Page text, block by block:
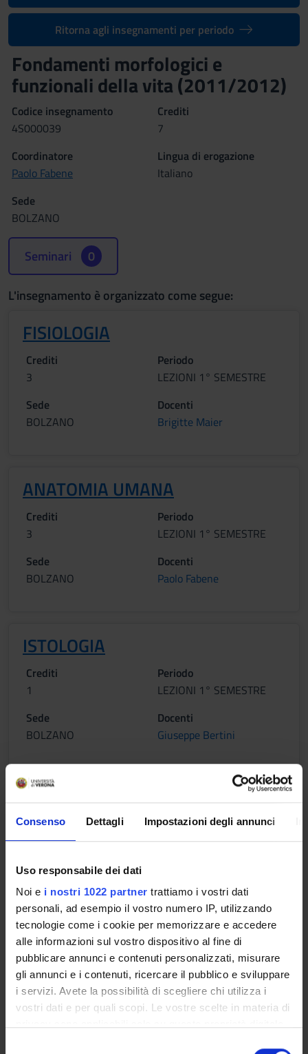
Consenso Dettagli Impostazioni degli annunci
Uso responsabile dei dati
Noi e i nostri 1022 partner trattiamo i vostri dati
personali, ad esempio il vostro numero IP, utilizzando
tecnologie come i cookie per memorizzare e accedere
alle informazioni sul vostro dispositivo al fine di
pubblicare annunci e contenuti personalizzati, misurare
gli annunci e i contenuti, ricercare il pubblico e sviluppare
i servizi. Avete la possibilità di scegliere chi utilizza i
vostri dati e per quali scopi. Le vostre scelte in materia di
Ritorna agli insegnamenti per periodo
Fondamenti morfologici e
funzionali della vita (2011/2012)
Codice insegnamento
4S000039
Crediti
7
Coordinatore
Paolo Fabene
Lingua di erogazione
Italiano
Sede
BOLZANO
Seminari 0
L'insegnamento è organizzato come segue:
FISIOLOGIA
Crediti
3
Periodo
LEZIONI 1° SEMESTRE
Sede
BOLZANO
Docenti
Brigitte Maier
ANATOMIA UMANA
Crediti
3
Periodo
LEZIONI 1° SEMESTRE
Sede
BOLZANO
Docenti
Paolo Fabene
ISTOLOGIA
Crediti
1
Periodo
LEZIONI 1° SEMESTRE
Sede
BOLZANO
Docenti
Giuseppe Bertini
Obiettivi formativi
Modulo: FISIOLOGIA
-------
Kenntnisse der normalen, nicht krankhaften
Körperfunktionen vom Gesamtorganismus über die Organe,
Gewebe, Zellen, subzelluläre Strukturen bis zu molekularen
Prozessen, Vermittlung des integrativen und
interdisziplinären Charakters der Physiologie, kausale
Zusammenhänge verstehen.
Modulo: ISTOLOGIA
-------
Non pervenuto